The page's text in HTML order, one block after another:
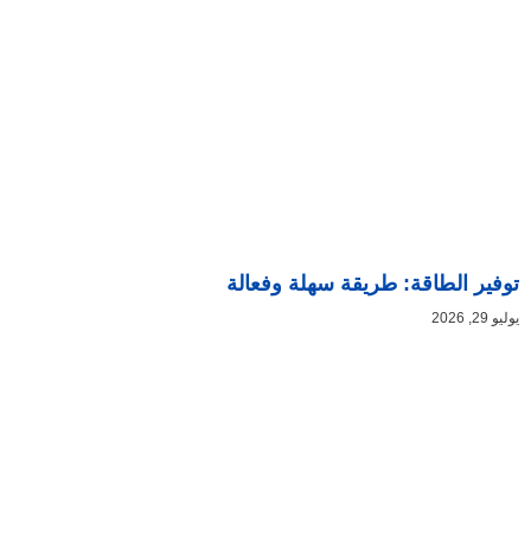
توفير الطاقة: طريقة سهلة وفعالة
يوليو 29, 2026